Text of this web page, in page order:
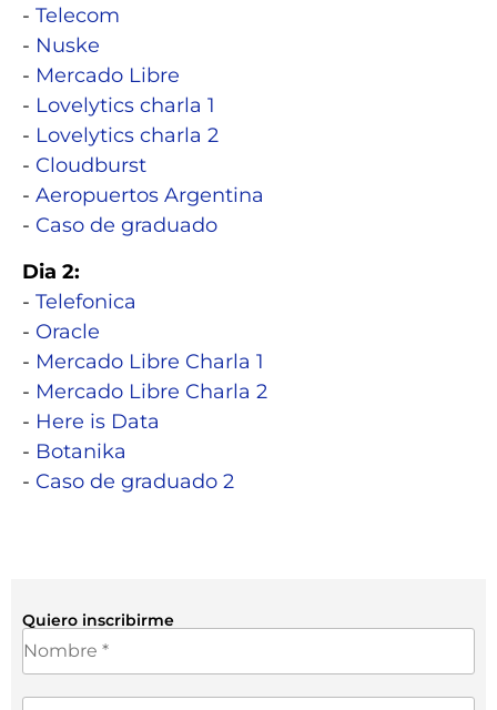
- Telecom
- Nuske
- Mercado Libre
- Lovelytics charla 1
- Lovelytics charla 2
- Cloudburst
- Aeropuertos Argentina
- Caso de graduado
Dia 2:
- Telefonica
- Oracle
- Mercado Libre Charla 1
- Mercado Libre Charla 2
- Here is Data
- Botanika
- Caso de graduado 2
Quiero inscribirme